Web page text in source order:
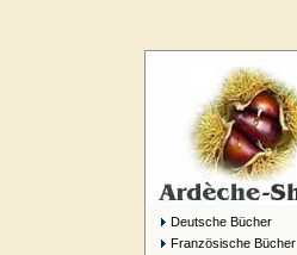
Deutsche Bücher
Französische Bücher